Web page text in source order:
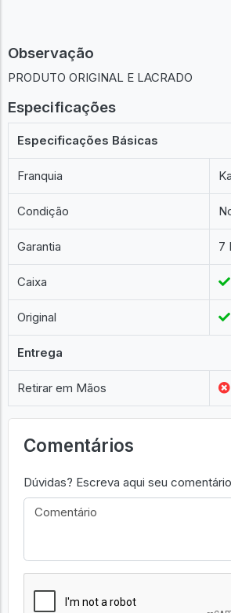
Observação
PRODUTO ORIGINAL E LACRADO
Especificações
Especificações Básicas
Franquia
Condição
Garantia 7
Caixa
Original
Entrega
Retirar em Mãos
Comentários
Dúvidas? Escreva aqui seu